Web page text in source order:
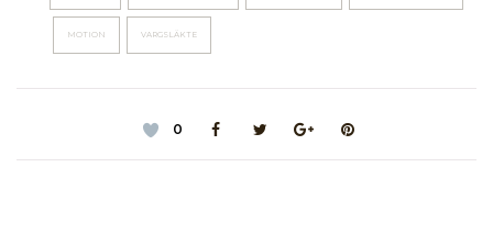
MOTION VARGSLÄKTE
0